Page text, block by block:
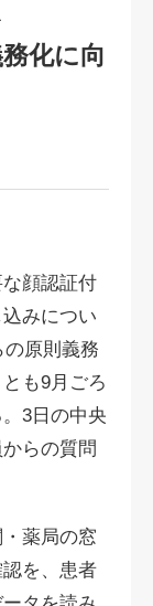
化に向
顔認証付
みについ
原則義務
も9月ごろ
3日の中央
らの質問
薬局の窓
を、患者